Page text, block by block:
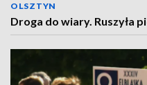
OLSZTYN
Droga do wiary. Ruszyła